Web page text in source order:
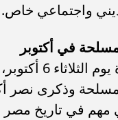
واجتماعي خاص.
في أكتوبر
كما تأتي إجازة
وذكرى نصر
في تاريخ مصر